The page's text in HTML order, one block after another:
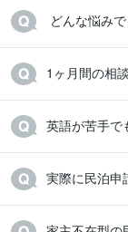
どんな悩み
1ヶ月間の相
実際に民泊申